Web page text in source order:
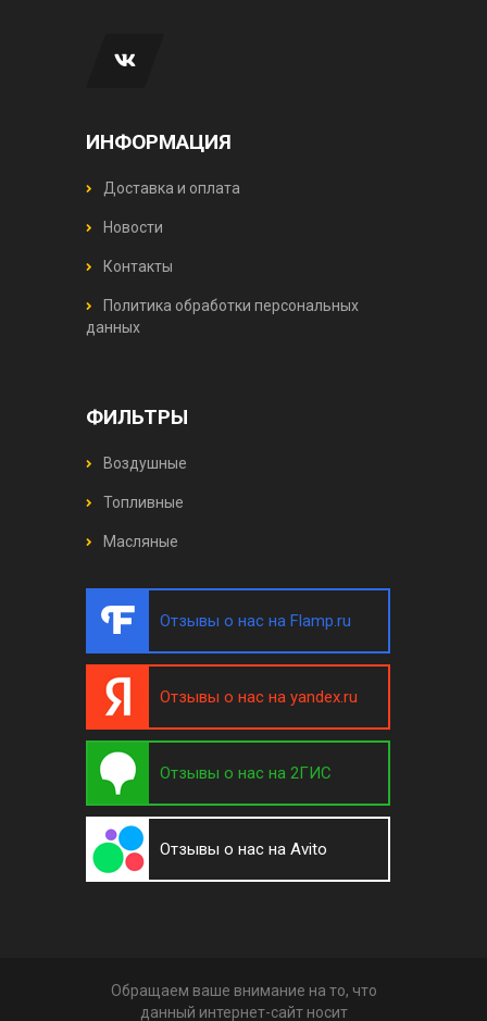
ИНФОРМАЦИЯ
Доставка и оплата
Новости
Контакты
Политика обработки персональных
данных
ФИЛЬТРЫ
Воздушные
Топливные
Масляные
Отзывы о нас на Flamp.ru
Отзывы о нас на yandex.ru
Отзывы о нас на 2ГИС
Отзывы о нас на Avito
Обращаем ваше внимание на то, что
данный интернет-сайт носит